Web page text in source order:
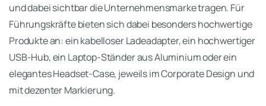
und dabei sichtbar die Unternehmensmarke tragen. Für
Führungskräfte bieten sich dabei besonders hochwertige
Produkte an: ein kabelloser Ladeadapter, ein hochwertiger
USB-Hub, ein Laptop-Ständer aus Aluminium oder ein
elegantes Headset-Case, jeweils im Corporate Design und
mit dezenter Markierung.